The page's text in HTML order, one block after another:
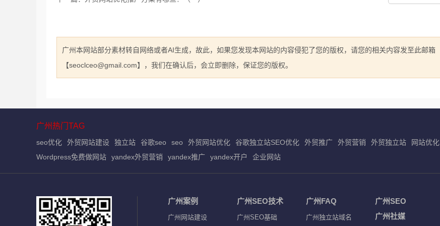
广州本网站部分素材转自网络或者AI生成，故此，如果您发现本网站的内容侵犯了您的版权，请您的相关内容发至此邮箱
【seoclceo@gmail.com】，我们在确认后，会立即删除，保证您的版权。
广州热门TAG
seo优化 外贸网站建设 独立站 谷歌seo seo 外贸网站优化 谷歌独立站SEO优化 外贸推广 外贸营销 外贸独立站 网站优化
Wordpress免费做网站
yandex外贸营销 yandex推广 yandex开户 企业网站
广州案例
广州网站建设
广州SEO技术
广州SEO基础
广州FAQ
广州独立站域名
广州SEO
广州社媒